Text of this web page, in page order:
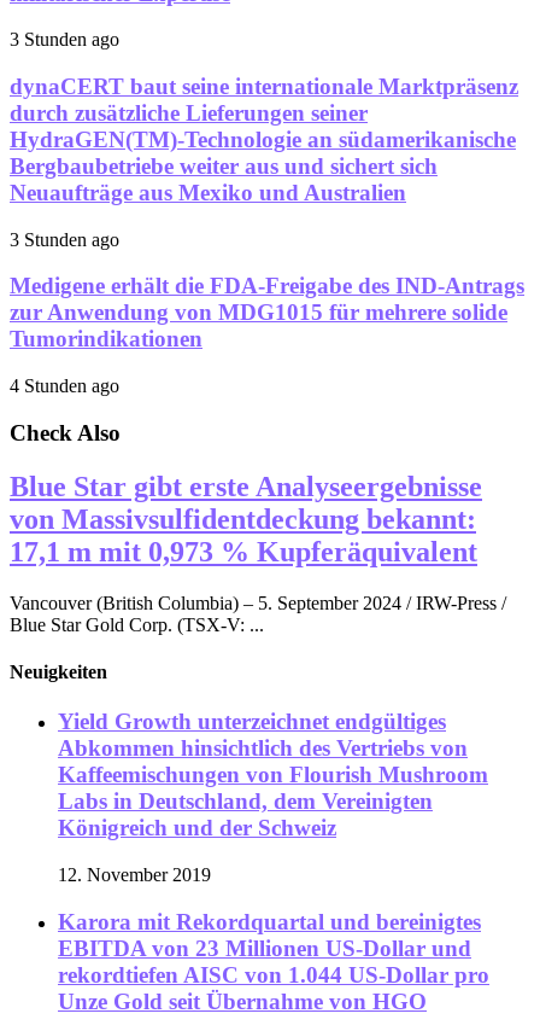
3 Stunden ago
dynaCERT baut seine internationale Marktpräsenz
durch zusätzliche Lieferungen seiner
HydraGEN(TM)-Technologie an südamerikanische
Bergbaubetriebe weiter aus und sichert sich
Neuaufträge aus Mexiko und Australien
3 Stunden ago
Medigene erhält die FDA-Freigabe des IND-Antrags
zur Anwendung von MDG1015 für mehrere solide
Tumorindikationen
4 Stunden ago
Check Also
Blue Star gibt erste Analyseergebnisse
von Massivsulfidentdeckung bekannt:
17,1 m mit 0,973 % Kupferäquivalent
Vancouver (British Columbia) – 5. September 2024 / IRW-Press /
Blue Star Gold Corp. (TSX-V: ...
Neuigkeiten
Yield Growth unterzeichnet endgültiges
Abkommen hinsichtlich des Vertriebs von
Kaffeemischungen von Flourish Mushroom
Labs in Deutschland, dem Vereinigten
Königreich und der Schweiz
12. November 2019
Karora mit Rekordquartal und bereinigtes
EBITDA von 23 Millionen US-Dollar und
rekordtiefen AISC von 1.044 US-Dollar pro
Unze Gold seit Übernahme von HGO